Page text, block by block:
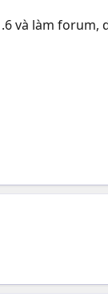
và làm forum,